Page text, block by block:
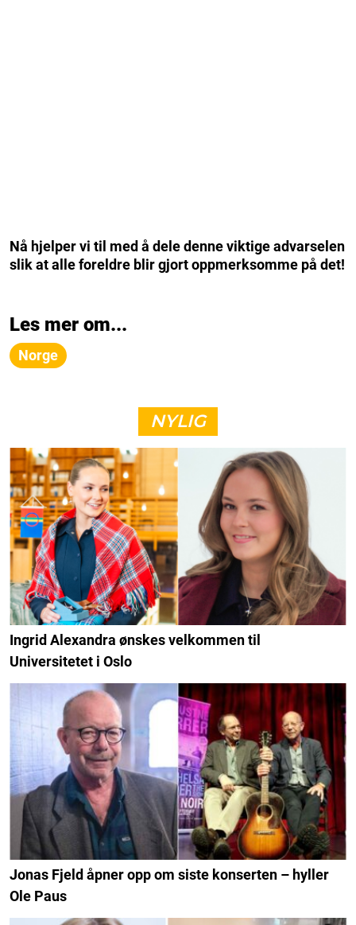
Nå hjelper vi til med å dele denne viktige advarselen
slik at alle foreldre blir gjort oppmerksomme på det!
Les mer om...
Norge
NYLIG
Ingrid Alexandra ønskes velkommen til
Universitetet i Oslo
Jonas Fjeld åpner opp om siste konserten – hyller
Ole Paus